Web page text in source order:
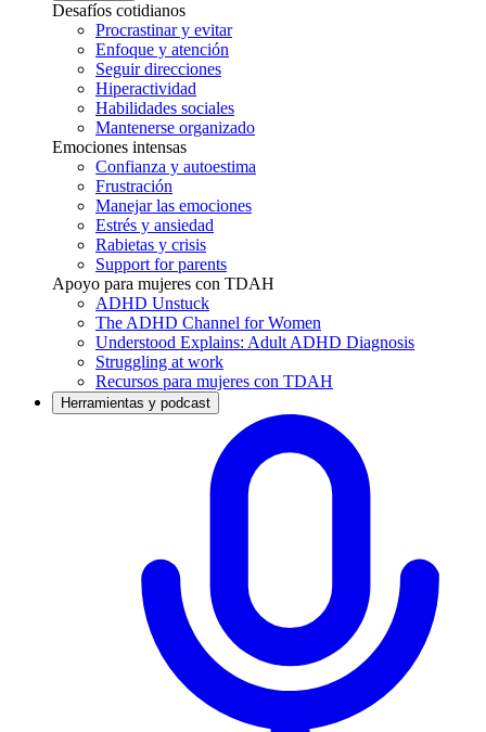
Desafíos cotidianos
Procrastinar y evitar
Enfoque y atención
Seguir direcciones
Hiperactividad
Habilidades sociales
Mantenerse organizado
Emociones intensas
Confianza y autoestima
Frustración
Manejar las emociones
Estrés y ansiedad
Rabietas y crisis
Support for parents
Apoyo para mujeres con TDAH
ADHD Unstuck
The ADHD Channel for Women
Understood Explains: Adult ADHD Diagnosis
Struggling at work
Recursos para mujeres con TDAH
Herramientas y podcast